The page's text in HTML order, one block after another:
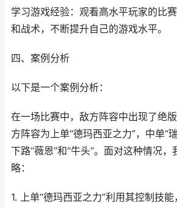
学习游戏经验：观看高水平玩家的比
和战术，不断提升自己的游戏水平。
四、案例分析
以下是一个案例分析：
在一场比赛中，敌方阵容中出现了绝
方阵容为上单“德玛西亚之力”，中单“瑞
下路“薇恩”和“牛头”。面对这种情况
略：
1. 上单“德玛西亚之力”利用其控制技